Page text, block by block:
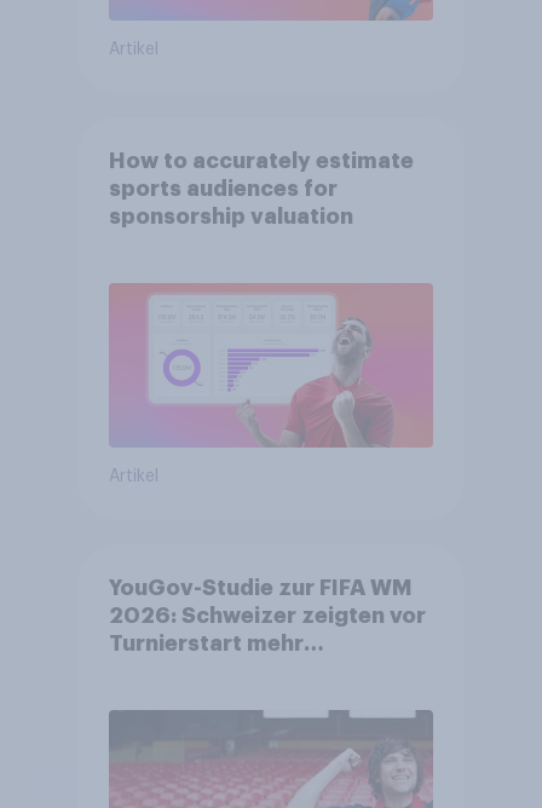
Artikel
How to accurately estimate
sports audiences for
sponsorship valuation
Artikel
YouGov-Studie zur FIFA WM
2026: Schweizer zeigten vor
Turnierstart mehr